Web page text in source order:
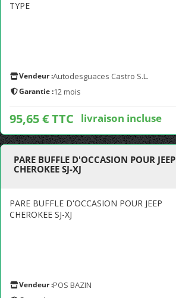
TYPE
Vendeur :Autodesguaces Castro S.L.
Garantie :12 mois
95,65 € TTC livraison incluse
PARE BUFFLE D'OCCASION POUR JEEP
CHEROKEE SJ-XJ
PARE BUFFLE D'OCCASION POUR JEEP
CHEROKEE SJ-XJ
Vendeur :POS BAZIN